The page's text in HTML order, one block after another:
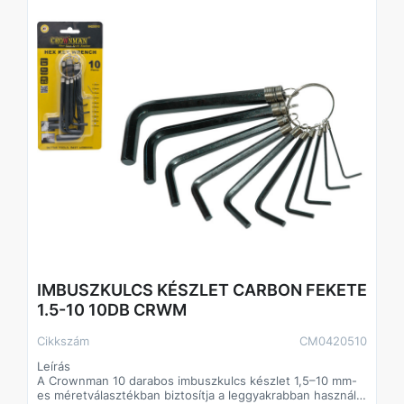
imbuszkulcsra.
Technikai adatok:
Anyag: króm-vanádium acél (CrV)
Felület: matt krómozott
Kiszerelés: 8 db készletben
Kialakítás: összecsukható (bicskakulcs)
Csomagolás: műanyag akasztó
IMBUSZKULCS KÉSZLET CARBON FEKETE
1.5-10 10DB CRWM
Cikkszám
CM0420510
Leírás
A Crownman 10 darabos imbuszkulcs készlet 1,5–10 mm-
es méretválasztékban biztosítja a leggyakrabban használt